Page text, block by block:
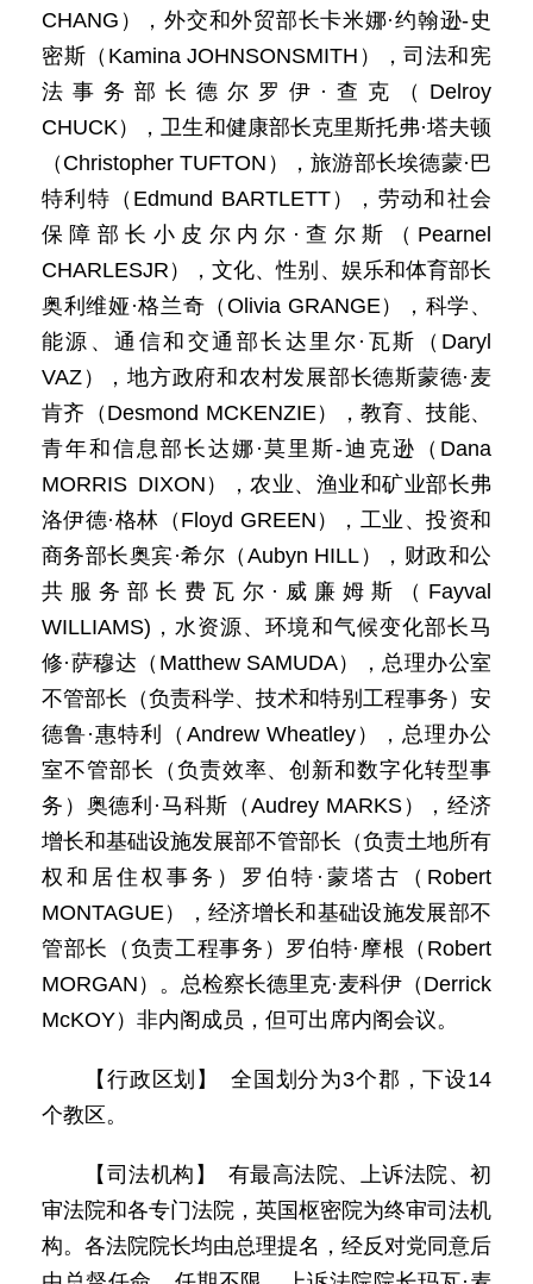
CHANG），外交和外贸部长卡米娜·约翰逊-史
密斯（Kamina JOHNSONSMITH），司法和宪
法事务部长德尔罗伊·查克（Delroy
CHUCK），卫生和健康部长克里斯托弗·塔夫顿
（Christopher TUFTON），旅游部长埃德蒙·巴
特利特（Edmund BARTLETT），劳动和社会
保障部长小皮尔内尔·查尔斯（Pearnel
CHARLESJR），文化、性别、娱乐和体育部长
奥利维娅·格兰奇（Olivia GRANGE），科学、
能源、通信和交通部长达里尔·瓦斯（Daryl
VAZ），地方政府和农村发展部长德斯蒙德·麦
肯齐（Desmond MCKENZIE），教育、技能、
青年和信息部长达娜·莫里斯-迪克逊（Dana
MORRIS DIXON），农业、渔业和矿业部长弗
洛伊德·格林（Floyd GREEN），工业、投资和
商务部长奥宾·希尔（Aubyn HILL），财政和公
共服务部长费瓦尔·威廉姆斯（Fayval
WILLIAMS)，水资源、环境和气候变化部长马
修·萨穆达（Matthew SAMUDA），总理办公室
不管部长（负责科学、技术和特别工程事务）安
德鲁·惠特利（Andrew Wheatley），总理办公
室不管部长（负责效率、创新和数字化转型事
务）奥德利·马科斯（Audrey MARKS），经济
增长和基础设施发展部不管部长（负责土地所有
权和居住权事务）罗伯特·蒙塔古（Robert
MONTAGUE），经济增长和基础设施发展部不
管部长（负责工程事务）罗伯特·摩根（Robert
MORGAN）。总检察长德里克·麦科伊（Derrick
McKOY）非内阁成员，但可出席内阁会议。
【行政区划】 全国划分为3个郡，下设14
个教区。
【司法机构】 有最高法院、上诉法院、初
审法院和各专门法院，英国枢密院为终审司法机
构。各法院院长均由总理提名，经反对党同意后